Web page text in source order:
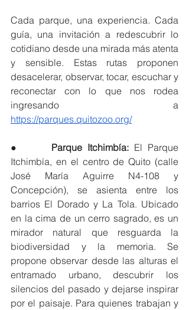
Cada parque, una experiencia. Cada
guía, una invitación a redescubrir lo
cotidiano desde una mirada más atenta
y sensible. Estas rutas proponen
desacelerar, observar, tocar, escuchar y
reconectar con lo que nos rodea
https://parques.quitozoo.org/
● Parque Itchimbía: El Parque
Itchimbía, en el centro de Quito (calle
José María Aguirre N4-108 y
Concepción), se asienta entre los
barrios El Dorado y La Tola. Ubicado
en la cima de un cerro sagrado, es un
mirador natural que resguarda la
biodiversidad y la memoria. Se
propone observar desde las alturas el
entramado urbano, descubrir los
silencios del pasado y dejarse inspirar
por el paisaje. Para quienes trabajan y